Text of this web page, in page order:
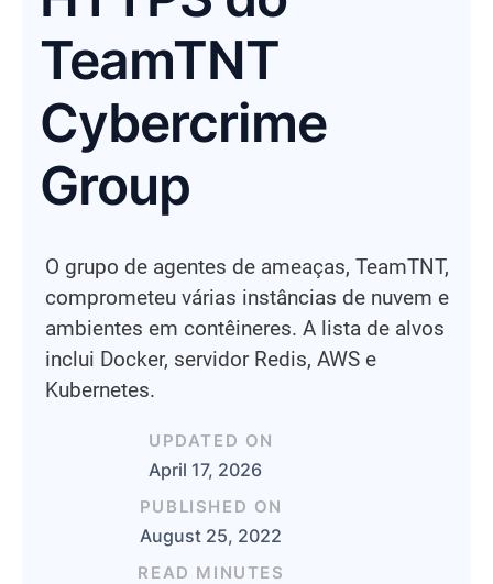
TeamTNT
Cybercrime
Group
O grupo de agentes de ameaças, TeamTNT,
comprometeu várias instâncias de nuvem e
ambientes em contêineres. A lista de alvos
inclui Docker, servidor Redis, AWS e
Kubernetes.
UPDATED ON
April 17, 2026
PUBLISHED ON
August 25, 2022
READ MINUTES